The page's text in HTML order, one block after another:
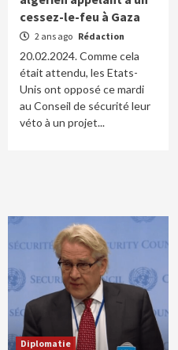
cessez-le-feu à Gaza
2 ans ago Rédaction
20.02.2024. Comme cela
était attendu, les Etats-
Unis ont opposé ce mardi
au Conseil de sécurité leur
véto à un projet...
Diplomatie